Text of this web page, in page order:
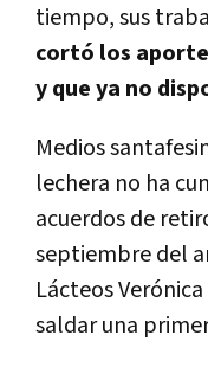
tiempo, sus
cortó los
y que ya no
Medios
lechera no ha
acuerdos de
septiembre del
Lácteos
saldar una